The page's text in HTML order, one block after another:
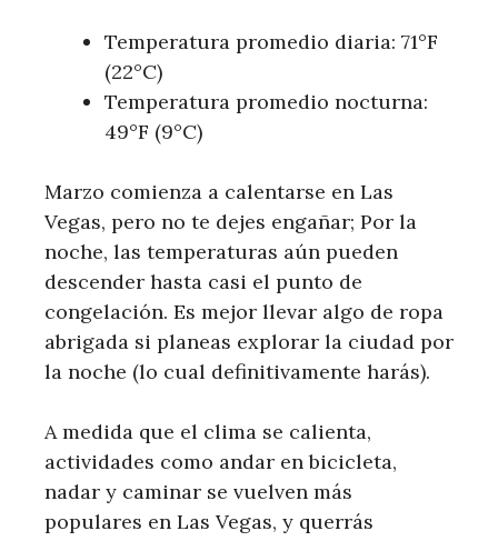
Temperatura promedio diaria: 71°F
(22°C)
Temperatura promedio nocturna:
49°F (9°C)
Marzo comienza a calentarse en Las
Vegas, pero no te dejes engañar; Por la
noche, las temperaturas aún pueden
descender hasta casi el punto de
congelación. Es mejor llevar algo de ropa
abrigada si planeas explorar la ciudad por
la noche (lo cual definitivamente harás).
A medida que el clima se calienta,
actividades como andar en bicicleta,
nadar y caminar se vuelven más
populares en Las Vegas, y querrás